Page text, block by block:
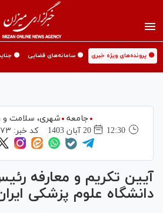
🟡 پرونده‌های ویژه خبری 🟡 سامانه‌های قضایی 🟡
جامعه
شهری،‌ سلامت و
12:30
20 آبان 1403 کد خبر:
آیین تکریم و معارفه
دانشگاه علوم پزشکی